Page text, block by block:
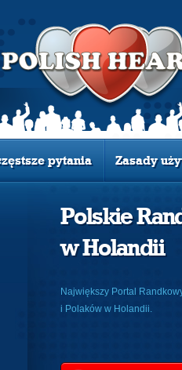
pytania Zasady
Polskie
w Holandii
Największy Portal
i Polaków w Holandii.